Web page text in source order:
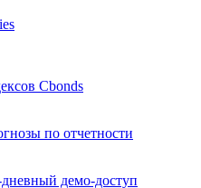
Cbonds